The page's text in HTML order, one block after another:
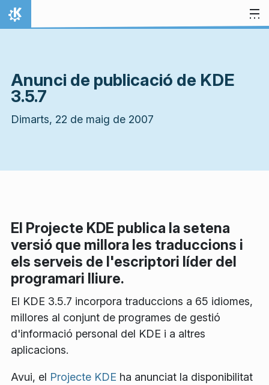
Salta al contingut
Inici
Anunci de publicació de KDE
3.5.7
Dimarts, 22 de maig de 2007
El Projecte KDE publica la setena
versió que millora les traduccions i
els serveis de l'escriptori líder del
programari lliure.
El KDE 3.5.7 incorpora traduccions a 65 idiomes,
millores al conjunt de programes de gestió
d'informació personal del KDE i a altres
aplicacions.
Avui, el Projecte KDE ha anunciat la disponibilitat